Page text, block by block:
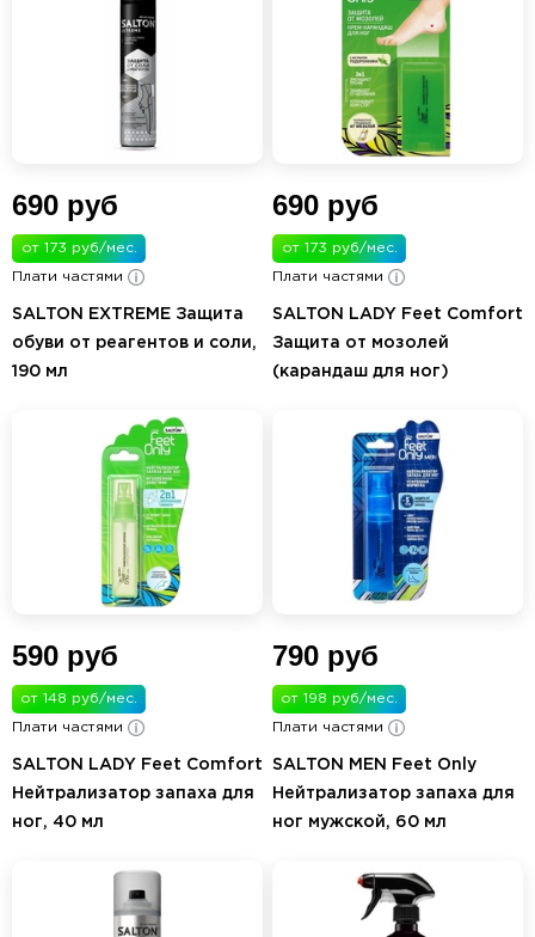
690 руб
от 173 руб/мес.
Плати частями
SALTON EXTREME Защита
обуви от реагентов и соли,
190 мл
690 руб
от 173 руб/мес.
Плати частями
SALTON LADY Feet Comfort
Защита от мозолей
(карандаш для ног)
590 руб
от 148 руб/мес.
Плати частями
SALTON LADY Feet Comfort
Нейтрализатор запаха для
ног, 40 мл
790 руб
от 198 руб/мес.
Плати частями
SALTON MEN Feet Only
Нейтрализатор запаха для
ног мужской, 60 мл